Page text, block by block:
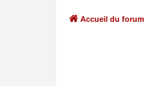
Accueil du forum